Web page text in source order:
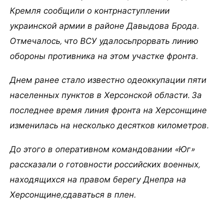
Кремля сообщили о контрнаступлении
украинской армии в районе Давыдова Брода.
Отмечалось, что ВСУ удалосьпрорвать линию
обороны противника на этом участке фронта.
Днем ранее стало известно одеоккупации пяти
населенных пунктов в Херсонской области. За
последнее время линия фронта на Херсонщине
изменилась на несколько десятков километров.
До этого в оперативном командовании «Юг»
рассказали о готовности российских военных,
находящихся на правом берегу Днепра на
Херсонщине,сдаваться в плен.